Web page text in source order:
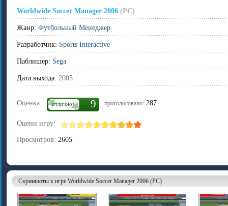
Worldwide Soccer Manager 2006 (PC)
Жанр: Футбольный Менеджер
Разработчик: Sports Interactive
Паблишер: Sega
Дата выхода: 2005
Оценка: отлично! 9 проголосовало: 287
Оцени игру:
Просмотров: 2605
Скриншоты к игре Worldwide Soccer Manager 2006 (PC)